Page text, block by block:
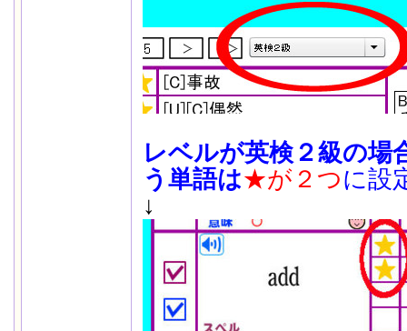
レベルが英検２級の場
う単語は★が２つに設
↓